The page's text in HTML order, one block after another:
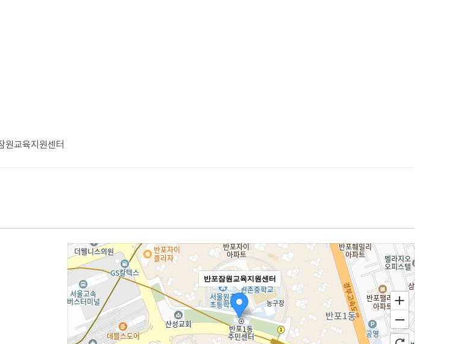
원교육지원센터​
반포잠원교육지원센터